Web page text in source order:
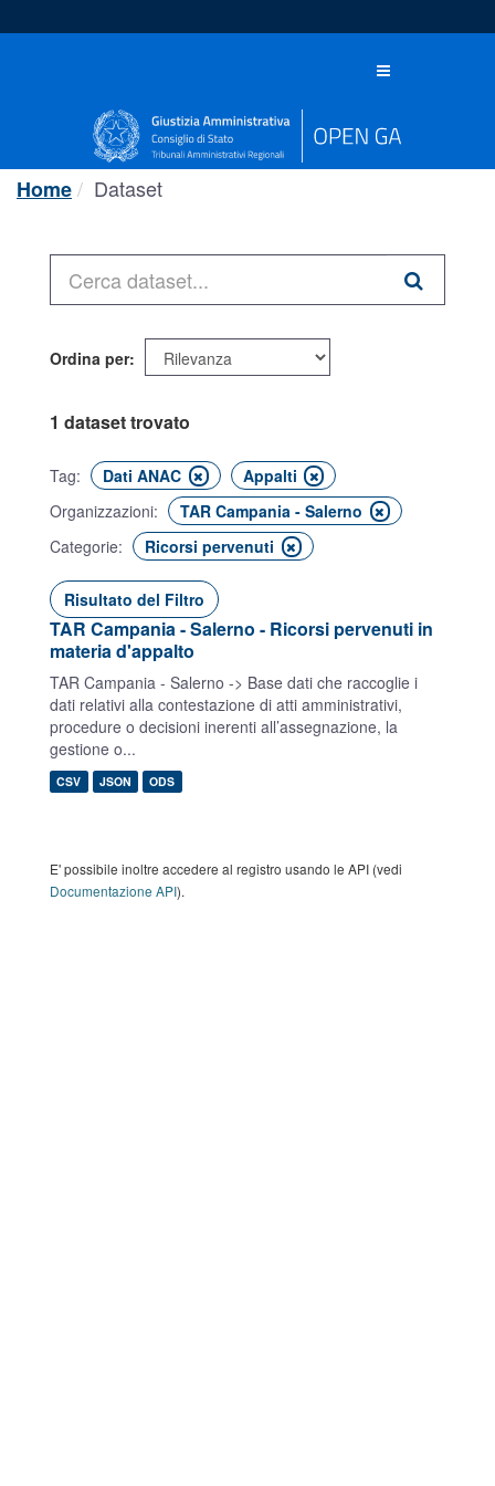
al
Toggle
Home Dataset
Ordina per
1 dataset trovato
Tag: Dati ANAC
Appalti
Organizzazioni:
TAR Campania - Salerno
Categorie:
Ricorsi pervenuti
Risultato del Filtro
TAR Campania - Salerno - Ricorsi pervenuti in
materia d'appalto
TAR Campania - Salerno -> Base dati che raccoglie i
dati relativi alla contestazione di atti amministrativi,
procedure o decisioni inerenti all’assegnazione, la
gestione o...
CSV JSON ODS
E' possibile inoltre accedere al registro usando le API (vedi
Documentazione API).